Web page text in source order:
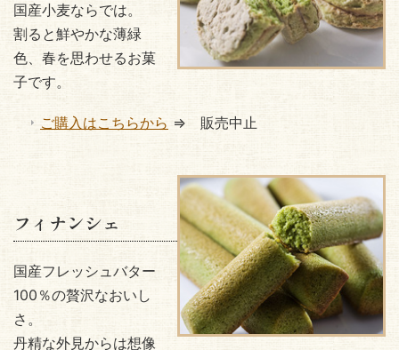
国産小麦ならでは。
割ると鮮やかな薄緑
色、春を思わせるお菓
子です。
ご購入はこちらから ⇒ 販売中止
フィナンシェ
国産フレッシュバター
100％の贅沢なおいし
さ。
丹精な外見からは想像